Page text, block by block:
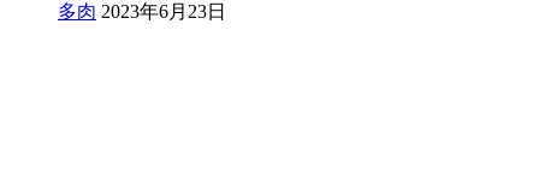
多肉 2023年6月23日